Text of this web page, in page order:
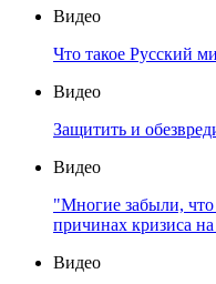
Видео
Что такое Русский
Видео
Защитить и
Видео
"Многие забыли, что
причинах кризиса
Видео